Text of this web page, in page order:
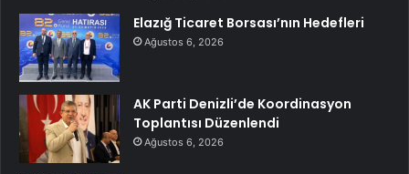
Elazığ Ticaret Borsası’nın Hedefleri
Ağustos 6, 2026
AK Parti Denizli’de Koordinasyon
Toplantısı Düzenlendi
Ağustos 6, 2026